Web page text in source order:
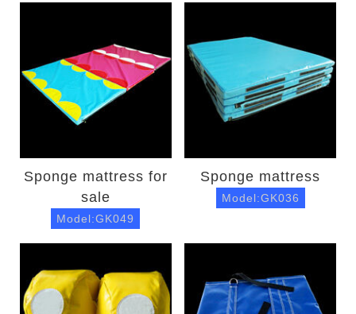
Sponge mattress for
sale
Model:GK049
Sponge mattress
Model:GK036